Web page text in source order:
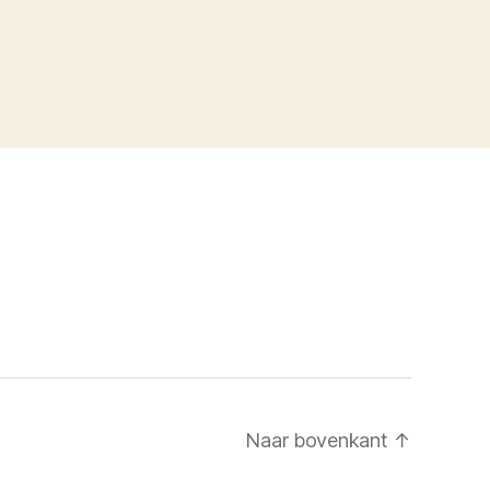
Naar bovenkant ↑